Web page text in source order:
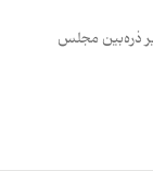
ذره‌بین مجلس